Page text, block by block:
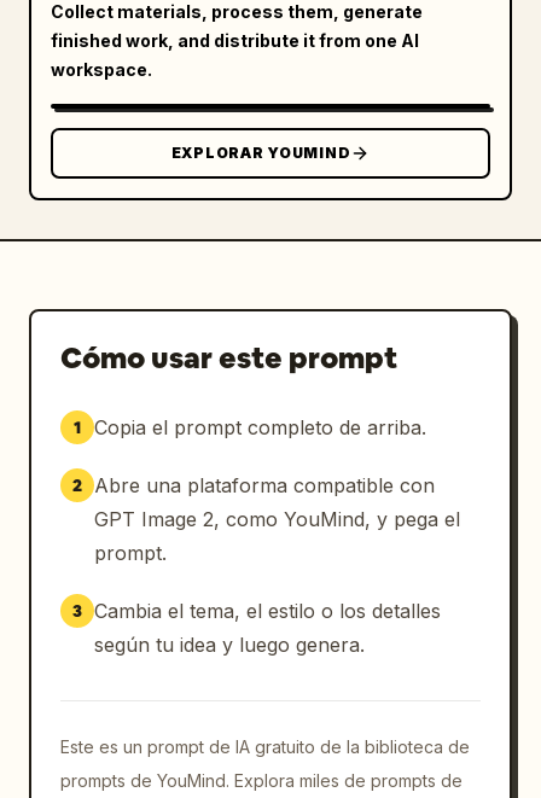
Collect materials, process them, generate
finished work, and distribute it from one AI
workspace.
EXPLORAR YOUMIND
Cómo usar este prompt
1 Copia el prompt completo de arriba.
2
Abre una plataforma compatible con
GPT Image 2, como YouMind, y pega el
prompt.
3 Cambia el tema, el estilo o los detalles
según tu idea y luego genera.
Este es un prompt de IA gratuito de la biblioteca de
prompts de YouMind. Explora miles de prompts de